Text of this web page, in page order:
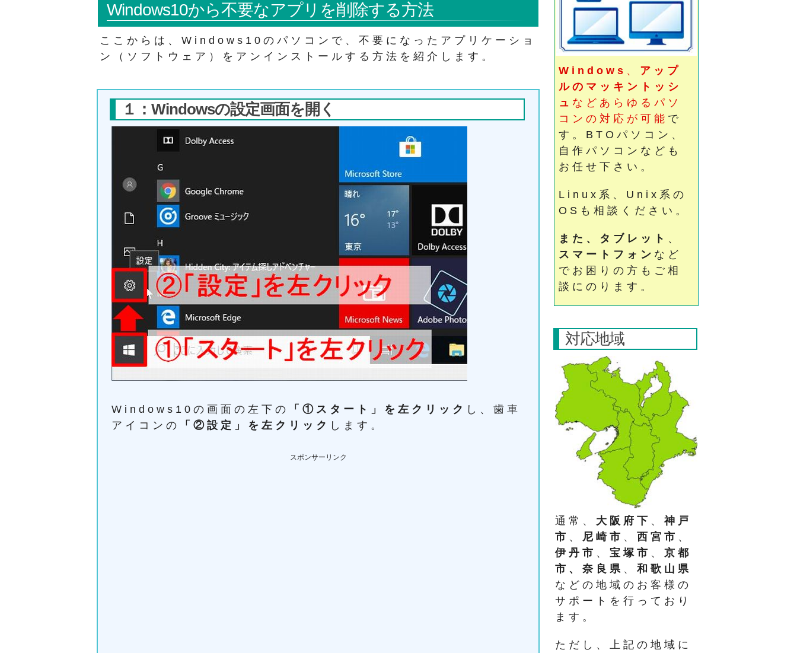
Windows10から不要なアプリを削除する方法
ここからは、Windows10のパソコンで、不要になったアプリケーショ
ン（ソフトウェア）をアンインストールする方法を紹介します。
１：Windowsの設定画面を開く
Windows10の画面の左下の 「①スタート」を左クリック し、歯車
アイコンの
「②設定」を左クリック します。
スポンサーリンク
Windows 、 アップ
ルのマッキントッシ
ュ などあらゆるパソ
コンの対応が可能 で
す。BTOパソコン、
自作パソコンなども
お任せ下さい。
Linux系、Unix系の
OSも相談ください。
また、タブレット 、
スマートフォン など
でお困りの方もご相
談にのります。
対応地域
通常、 大阪府下 、 神戸
市 、 尼崎市 、 西宮市 、
伊丹市 、 宝塚市 、 京都
市、奈良県 、 和歌山県
などの地域のお客様の
サポートを行っており
ます。
ただし、上記の地域に